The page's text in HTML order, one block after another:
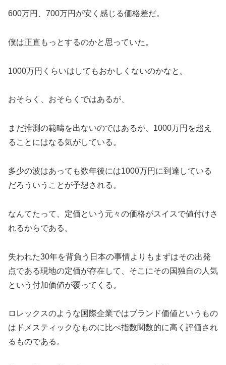
600万円、700万円が安く感じる価格差だ。
僕は正直もっとするのかと思っていた。
1000万円くらいはしてもおかしくないのかなと。
おそらく、おそらくではあるが、
まだ推測の範疇を出ないのではあるが、1000万円を超え
ることにはなる気がしている。
多少の波はあっても数年後には1000万円に到達している
だろういうことが予想される。
なんてたって、定価という元々の価格がスイスで値付けさ
れるからである。
失われた30年を背負う日本の事情よりもまずはその出発
点である現地の定価が存在して、そこにその国独自の人気
という付加価値が覆ってくる。
ロレックスのような国際企業ではブランド価値というもの
はドメスティックなものに比べ指数関数的に高く評価され
るものである。